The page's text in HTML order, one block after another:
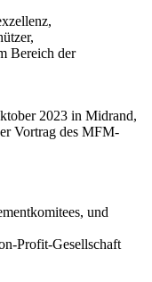
Bereich der
2023 in Midrand,
Vortrag des MFM-
und
Profit-Gesellschaft